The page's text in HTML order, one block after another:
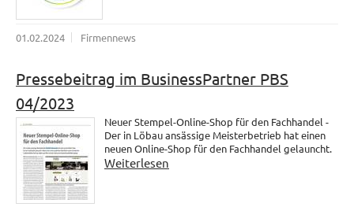
01.02.2024 Firmennews
Pressebeitrag im BusinessPartner PBS
04/2023
Neuer Stempel-Online-Shop für den Fachhandel -
Der in Löbau ansässige Meisterbetrieb hat einen
neuen Online-Shop für den Fachhandel gelauncht.
Weiterlesen